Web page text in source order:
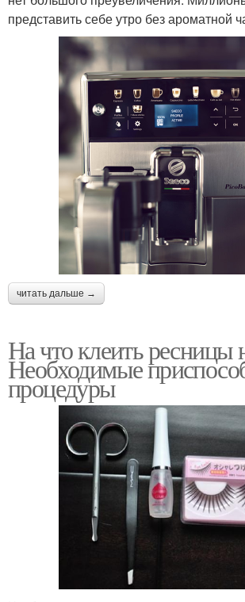
представить себе утро без ароматной
читать дальше →
На что клеить ресницы
Необходимые
процедуры